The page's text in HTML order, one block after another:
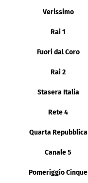
Verissimo
Rai 1
Fuori dal Coro
Rai 2
Stasera Italia
Rete 4
Quarta Repubblica
Canale 5
Pomeriggio Cinque